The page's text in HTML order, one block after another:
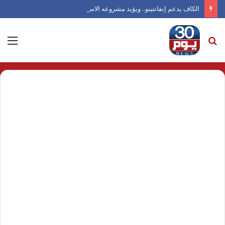
الكاف يدعم إنفانتينو.. ويؤيد مشروعه الاستثماري
بحث
عن